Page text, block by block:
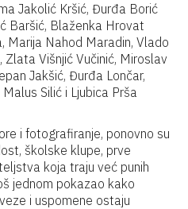
Jakolić Kršić, Đurđa Borić
Baršić, Blaženka Hrovat
Marija Nahod Maradin, Vlado
Zlata Višnjić Vučinić, Miroslav
Jakšić, Đurđa Lončar,
Silić i Ljubica Prša
i fotografiranje, ponovno su
školske klupe, prve
koja traju već punih
jednom pokazao kako
i uspomene ostaju